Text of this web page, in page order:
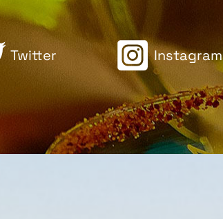
Twitter Instagram